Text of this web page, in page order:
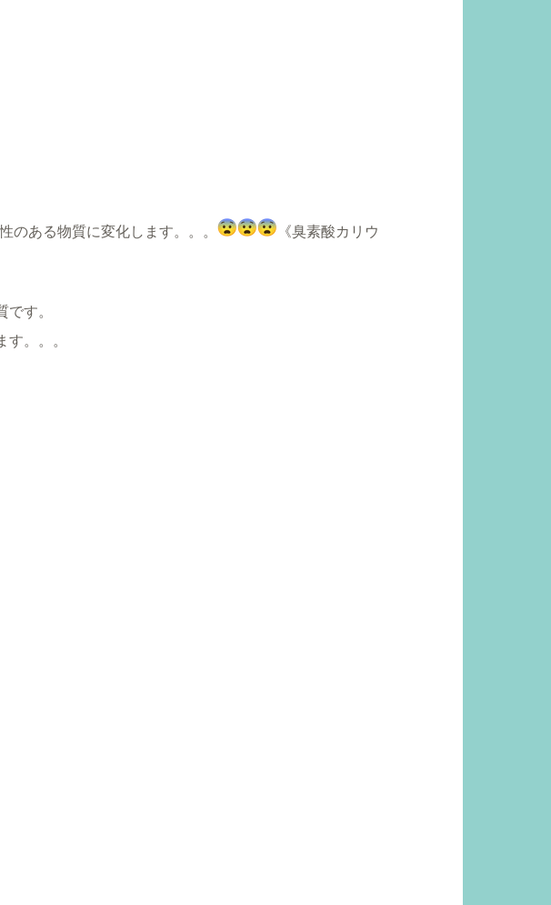
のある物質に変化します。。。
《臭素酸カリウ
す。
。。。